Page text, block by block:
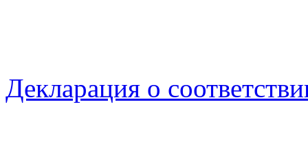
Декларация о